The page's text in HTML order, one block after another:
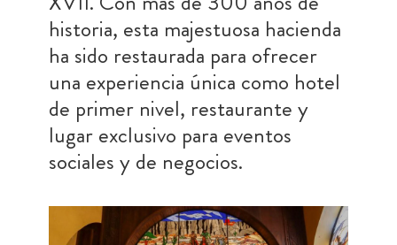
historia, esta majestuosa hacienda
ha sido restaurada para ofrecer
una experiencia única como hotel
de primer nivel, restaurante y
lugar exclusivo para eventos
sociales y de negocios.